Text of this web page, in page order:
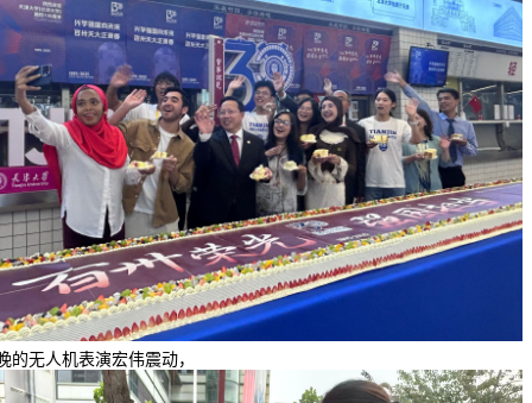
的无人机表演宏伟震动，